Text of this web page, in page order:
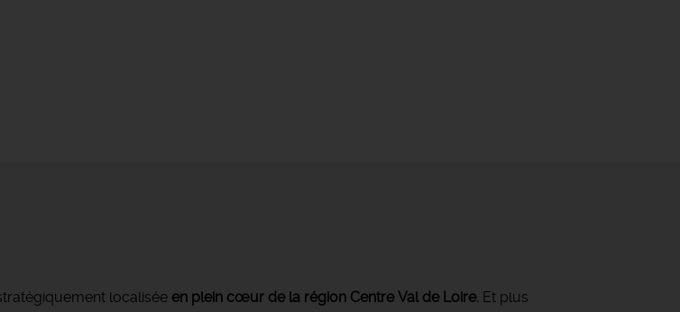
localisée en plein cœur de la région Centre Val de Loire. Et plus